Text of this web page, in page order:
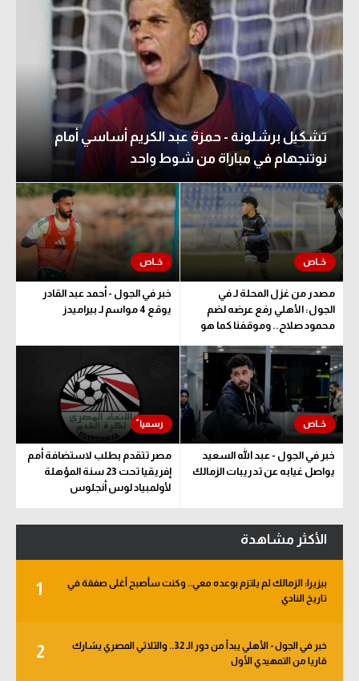
تشكيل برشلونة - حمزة عبد الكريم أساسي أمام
نوتنجهام في مباراة من شوط واحد
مصدر من غزل المحلة لـ في
الجول: الأهلي رفع عرضه لضم
محمود صلاح.. وموقفنا كما هو
خبر في الجول - أحمد عبد القادر
يوقع 4 مواسم لـ بيراميدز
خبر في الجول - عبد الله السعيد
يواصل غيابه عن تدريبات الزمالك
مصر تتقدم بطلب لاستضافة أمم
إفريقيا تحت 23 سنة المؤهلة
لأولمبياد لوس أنجلوس
الأكثر مشاهدة
1
بيزيرا: الزمالك لم يلتزم بوعده معي.. وكنت سأصبح أغلى صفقة في
تاريخ النادي
2
خبر في الجول - الأهلي يبدأ من دور الـ 32.. والثلاثي المصري يشارك
قاريا من التمهيدي الأول